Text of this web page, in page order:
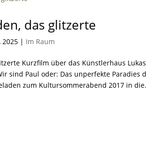
das glitzerte
2025 | Im Raum
Kurzfilm über das Künstlerhaus
sind Paul oder: Das unperfekte Paradies
zum Kultursommerabend 2017 in